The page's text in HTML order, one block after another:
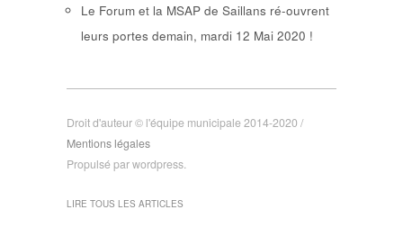
Le Forum et la MSAP de Saillans ré-ouvrent
leurs portes demain, mardi 12 Mai 2020 !
Droit d'auteur © l'équipe municipale 2014-2020 /
Mentions légales
Propulsé par wordpress.
LIRE TOUS LES ARTICLES